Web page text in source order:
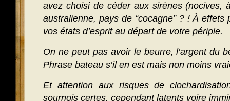
avez choisi de céder aux sirènes (nocives,
australienne, pays de “cocagne” ? ! À
vos états d’esprit au départ de votre périple.
On ne peut pas avoir le beurre, l’argent du
Phrase bateau s’il en est mais non moins
Et attention aux risques de
sournois certes, cependant latents voire